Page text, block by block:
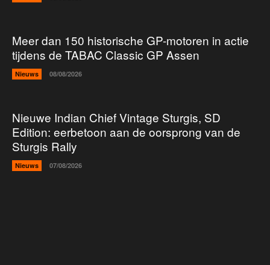
Meer dan 150 historische GP-motoren in actie
tijdens de TABAC Classic GP Assen
Nieuws 08/08/2026
Nieuwe Indian Chief Vintage Sturgis, SD
Edition: eerbetoon aan de oorsprong van de
Sturgis Rally
Nieuws 07/08/2026